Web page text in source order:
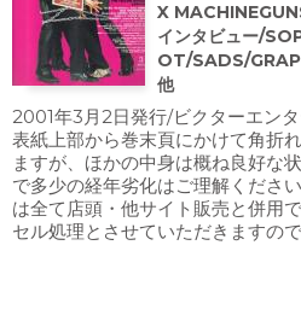
X
インタビュー/
OT/SADS/
他
2001年3月2日発行/ビクターエン
表紙上部から巻末頁にかけて角折
ますが、ほかの中身は概ね良好な
で多少の経年劣化はご理解くださ
は全て店頭・他サイト販売と併用
セル処理とさせていただきますの